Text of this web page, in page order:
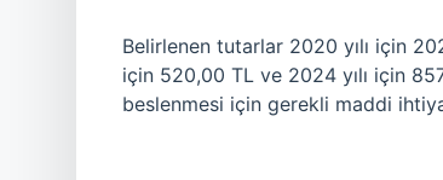
Belirlenen tutarlar 2020 yılı için
için 520,00 TL ve 2024 yılı için
beslenmesi için gerekli maddi